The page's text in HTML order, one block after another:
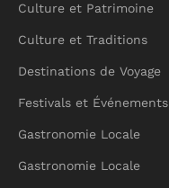
Culture et Patrimoine
Culture et Traditions
Destinations de Voyage
Festivals et Événements
Gastronomie Locale
Gastronomie Locale